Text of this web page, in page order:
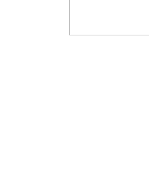
이 약관에 명시되
회사는 수집한 개
인 , 만14세 미만